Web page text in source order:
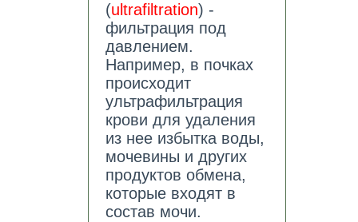
(ultrafiltration) -
фильтрация под
давлением.
Например, в почках
происходит
ультрафильтрация
крови для удаления
из нее избытка воды,
мочевины и других
продуктов обмена,
которые входят в
состав мочи.